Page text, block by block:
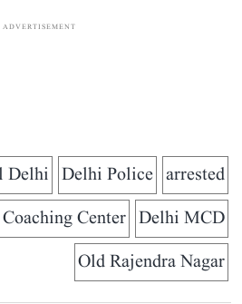
ADVERTISEMENT
arrested
Delhi Police
Delhi
Delhi MCD
Center
Old Rajendra Nagar